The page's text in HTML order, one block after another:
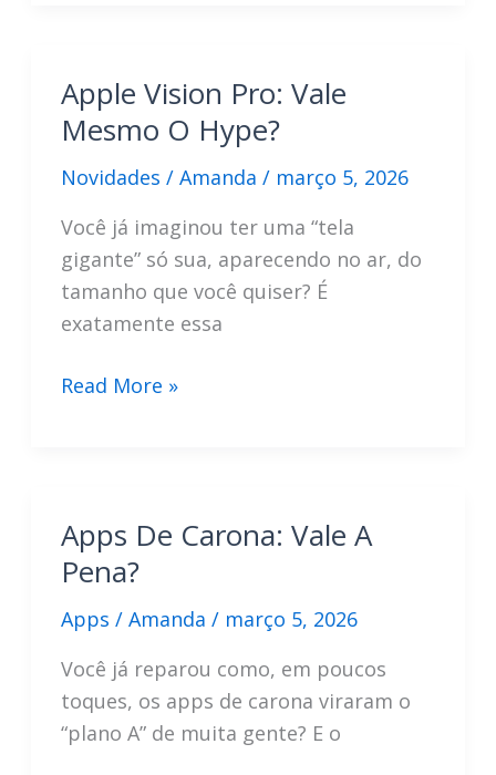
Rápido
Para
Qualquer
Apple Vision Pro: Vale
Mesmo O Hype?
Novidades / Amanda / março 5, 2026
Você já imaginou ter uma “tela
gigante” só sua, aparecendo no ar, do
tamanho que você quiser? É
exatamente essa
Apple
O
Hype?
Read More »
Apps De Carona: Vale A
Pena?
Apps / Amanda / março 5, 2026
Você já reparou como, em poucos
toques, os apps de carona viraram o
“plano A” de muita gente? E o